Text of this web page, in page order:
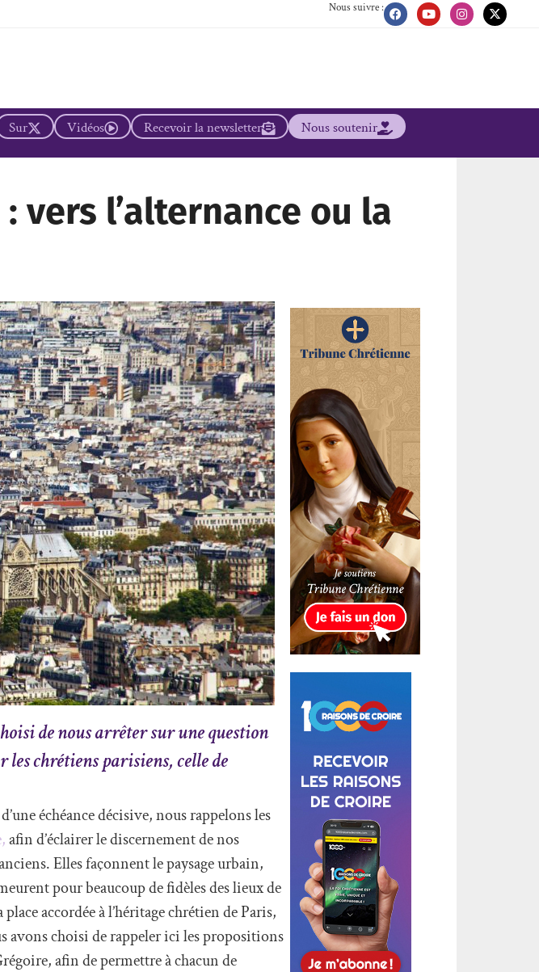
Nous suivre :
Nous soutenir
Recevoir la newsletter
Vidéos
Sur
vers l’alternance ou la
de nous arrêter sur une question
chrétiens parisiens, celle de
échéance décisive, nous rappelons les
afin d’éclairer le discernement de nos
Elles façonnent le paysage urbain,
pour beaucoup de fidèles des lieux de
accordée à l’héritage chrétien de Paris,
avons choisi de rappeler ici les propositions
afin de permettre à chacun de